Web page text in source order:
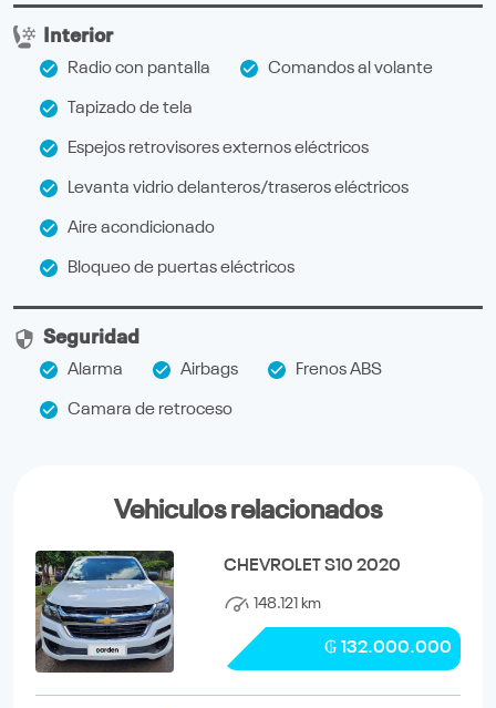
Interior
Radio con pantalla Comandos al volante
Tapizado de tela
Espejos retrovisores externos eléctricos
Levanta vidrio delanteros/traseros eléctricos
Aire acondicionado
Bloqueo de puertas eléctricos
Seguridad
Alarma Airbags Frenos ABS
Camara de retroceso
Vehiculos relacionados
CHEVROLET S10 2020
148.121 km
₲ 132.000.000